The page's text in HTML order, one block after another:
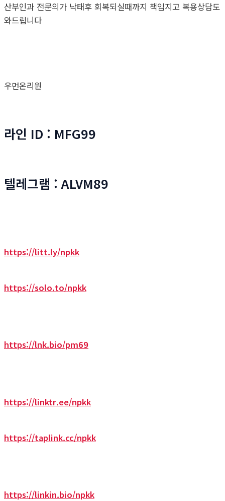
산부인과 전문의가 낙태후 회복되실때까지 책임지고 복용상담도
와드립니다
우먼온리원
라인 ID : MFG99
텔레그램 : ALVM89
https://litt.ly/npkk
https://solo.to/npkk
https://lnk.bio/pm69
https://linktr.ee/npkk
https://taplink.cc/npkk
https://linkin.bio/npkk